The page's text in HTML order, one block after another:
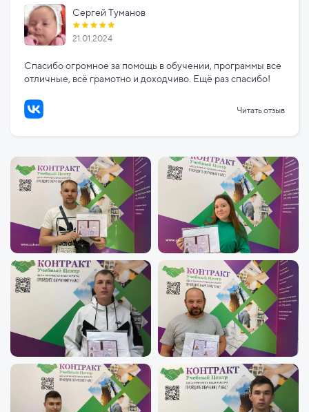
Сергей Туманов
21.01.2024
Спасибо огромное за помощь в обучении, программы все
отличные, всё грамотно и доходчиво. Ещё раз спасибо!
Читать отзыв